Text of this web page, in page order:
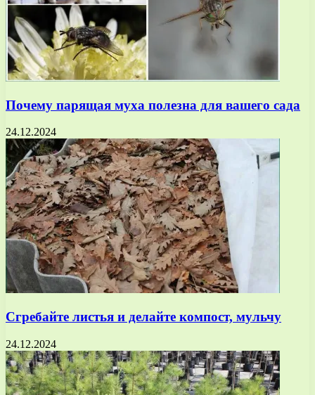
Почему парящая муха полезна для вашего сада
24.12.2024
Сгребайте листья и делайте компост, мульчу
24.12.2024